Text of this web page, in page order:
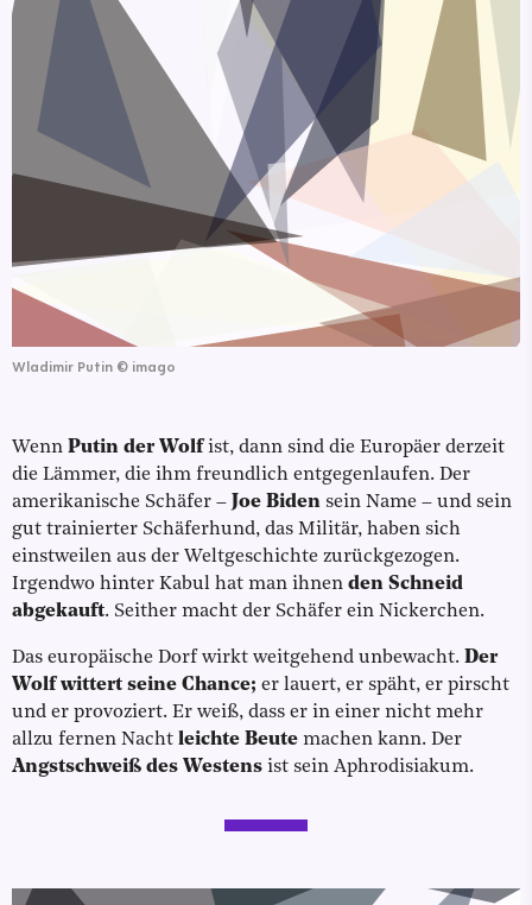
Wladimir Putin © imago
Wenn Putin der Wolfist, dann sind die Europäer derzeit
die Lämmer, die ihm freundlich entgegenlaufen. Der
amerikanische Schäfer – Joe Biden sein Name – und sein
gut trainierter Schäferhund, das Militär, haben sich
einstweilen aus der Weltgeschichte zurückgezogen.
Irgendwo hinter Kabul hat man ihnen den Schneid
abgekauft. Seither macht der Schäfer ein Nickerchen.
Das europäische Dorf wirkt weitgehend unbewacht. Der
Wolf wittert seine Chance; er lauert, er späht, er pirscht
und er provoziert. Er weiß, dass er in einer nicht mehr
allzu fernen Nacht leichte Beute machen kann. Der
Angstschweiß des Westens ist sein Aphrodisiakum.